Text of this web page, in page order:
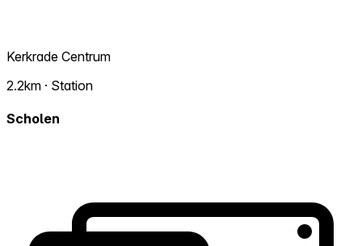
Kerkrade Centrum
2.2km · Station
Scholen